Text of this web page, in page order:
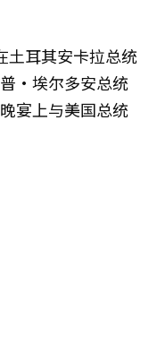
土耳其安卡拉总统
·埃尔多安总统
宴上与美国总统